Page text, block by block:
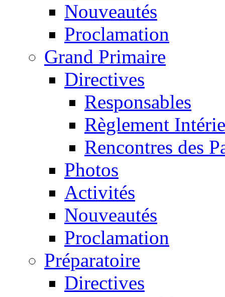
Nouveautés
Proclamation
Grand Primaire
Directives
Responsables
Règlement
Rencontres des
Photos
Activités
Nouveautés
Proclamation
Préparatoire
Directives